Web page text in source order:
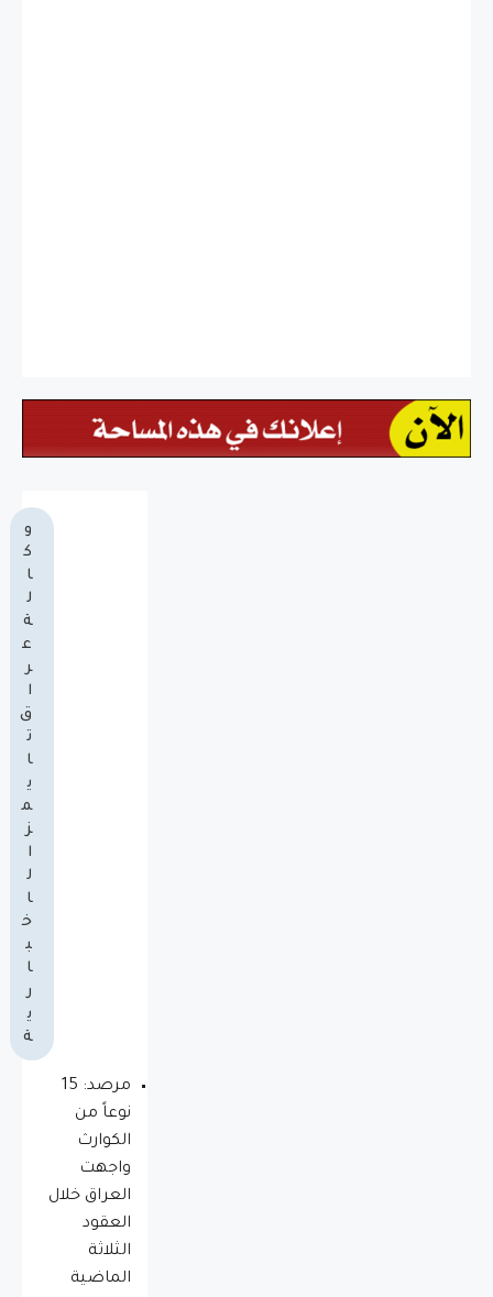
و
ك
ا
ل
ة
ع
ر
ا
ق
ت
ا
ي
م
ز
ا
ل
ا
خ
ب
ا
ر
ي
ة
مرصد: 15
نوعاً من
الكوارث
واجهت
العراق خلال
العقود
الثلاثة
الماضية